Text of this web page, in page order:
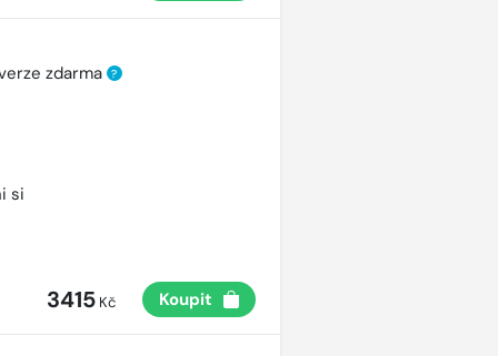
zdarma ?
si
3415Kč Koupit